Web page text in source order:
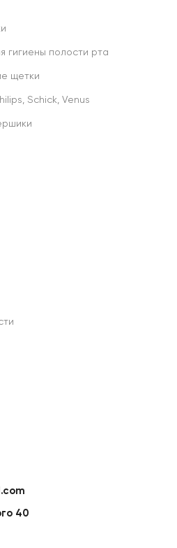
гигиены полости рта
щетки
Schick, Venus
40